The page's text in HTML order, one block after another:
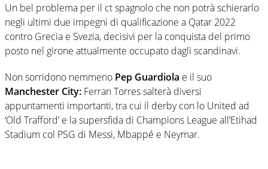
Un bel problema per il ct spagnolo che non potrà schierarlo
negli ultimi due impegni di qualificazione a Qatar 2022
contro Grecia e Svezia, decisivi per la conquista del primo
posto nel girone attualmente occupato dagli scandinavi.
Non sorridono nemmeno Pep Guardiola e il suo
Manchester City: Ferran Torres salterà diversi
appuntamenti importanti, tra cui il derby con lo United ad
‘Old Trafford’ e la supersfida di Champions League all’Etihad
Stadium col PSG di Messi, Mbappé e Neymar.